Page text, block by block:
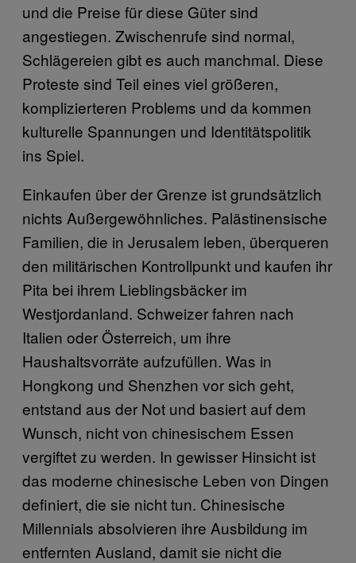
und die Preise für diese Güter sind
angestiegen. Zwischenrufe sind normal,
Schlägereien gibt es auch manchmal. Diese
Proteste sind Teil eines viel größeren,
komplizierteren Problems und da kommen
kulturelle Spannungen und Identitätspolitik
ins Spiel.
Einkaufen über der Grenze ist grundsätzlich
nichts Außergewöhnliches. Palästinensische
Familien, die in Jerusalem leben, überqueren
den militärischen Kontrollpunkt und kaufen ihr
Pita bei ihrem Lieblingsbäcker im
Westjordanland. Schweizer fahren nach
Italien oder Österreich, um ihre
Haushaltsvorräte aufzufüllen. Was in
Hongkong und Shenzhen vor sich geht,
entstand aus der Not und basiert auf dem
Wunsch, nicht von chinesischem Essen
vergiftet zu werden. In gewisser Hinsicht ist
das moderne chinesische Leben von Dingen
definiert, die sie nicht tun. Chinesische
Millennials absolvieren ihre Ausbildung im
entfernten Ausland, damit sie nicht die